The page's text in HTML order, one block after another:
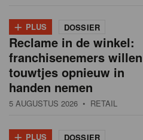
+ PLUS DOSSIER
Reclame in de winkel:
franchisenemers
touwtjes opnieuw in
handen nemen
5 AUGUSTUS 2026 • RETAIL
+ PLUS DOSSIER